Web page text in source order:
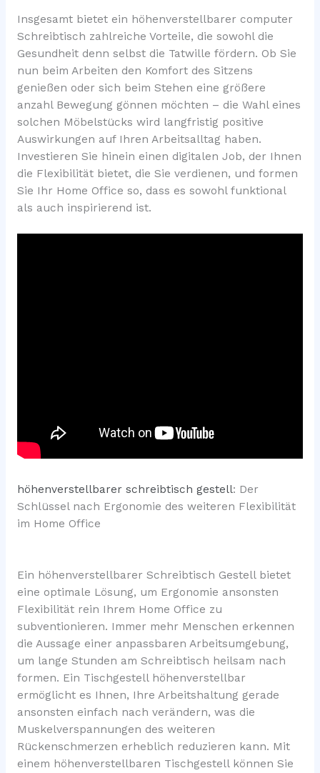
Insgesamt bietet ein höhenverstellbarer computer
Schreibtisch zahlreiche Vorteile, die sowohl die
Gesundheit denn selbst die Tatwille fördern. Ob Sie
nun beim Arbeiten den Komfort des Sitzens
genießen oder sich beim Stehen eine größere
anzahl Bewegung gönnen möchten – die Wahl eines
solchen Möbelstücks wird langfristig positive
Auswirkungen auf Ihren Arbeitsalltag haben.
Investieren Sie hinein einen digitalen Job, der Ihnen
die Flexibilität bietet, die Sie verdienen, und formen
Sie Ihr Home Office so, dass es sowohl funktional
als auch inspirierend ist.
höhenverstellbarer schreibtisch gestell: Der
Schlüssel nach Ergonomie des weiteren Flexibilität
im Home Office
Ein höhenverstellbarer Schreibtisch Gestell bietet
eine optimale Lösung, um Ergonomie ansonsten
Flexibilität rein Ihrem Home Office zu
subventionieren. Immer mehr Menschen erkennen
die Aussage einer anpassbaren Arbeitsumgebung,
um lange Stunden am Schreibtisch heilsam nach
formen. Ein Tischgestell höhenverstellbar
ermöglicht es Ihnen, Ihre Arbeitshaltung gerade
ansonsten einfach nach verändern, was die
Muskelverspannungen des weiteren
Rückenschmerzen erheblich reduzieren kann. Mit
einem höhenverstellbaren Tischgestell können Sie